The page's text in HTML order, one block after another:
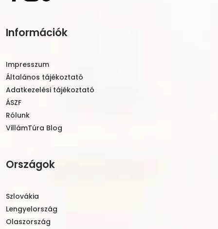
Információk
Impresszum
Általános tájékoztató
Adatkezelési tájékoztató
ÁSZF
Rólunk
VillámTúra Blog
Országok
Szlovákia
Lengyelország
Olaszország